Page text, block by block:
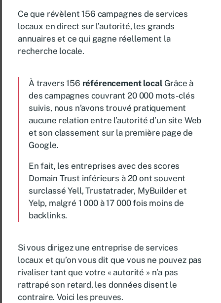
Ce que révèlent 156 campagnes de services
locaux en direct sur l’autorité, les grands
annuaires et ce qui gagne réellement la
recherche locale.
À travers 156 référencement local Grâce à
des campagnes couvrant 20 000 mots-clés
suivis, nous n’avons trouvé pratiquement
aucune relation entre l’autorité d’un site Web
et son classement sur la première page de
Google.
En fait, les entreprises avec des scores
Domain Trust inférieurs à 20 ont souvent
surclassé Yell, Trustatrader, MyBuilder et
Yelp, malgré 1 000 à 17 000 fois moins de
backlinks.
Si vous dirigez une entreprise de services
locaux et qu’on vous dit que vous ne pouvez pas
rivaliser tant que votre « autorité » n’a pas
rattrapé son retard, les données disent le
contraire. Voici les preuves.